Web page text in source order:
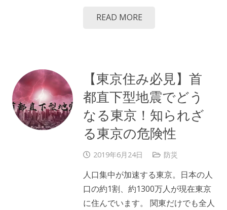
READ MORE
【東京住み必見】首
都直下型地震でどう
なる東京！知られざ
る東京の危険性
2019年6月24日 防災
人口集中が加速する東京。日本の人
口の約1割、約1300万人が現在東京
に住んでいます。 関東だけでも全人